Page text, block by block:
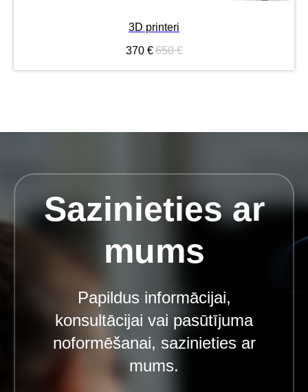
3D printeri
370 €650 €
Sazinieties ar
mums
Papildus informācijai,
konsultācijai vai pasūtījuma
noformēšanai, sazinieties ar
mums.